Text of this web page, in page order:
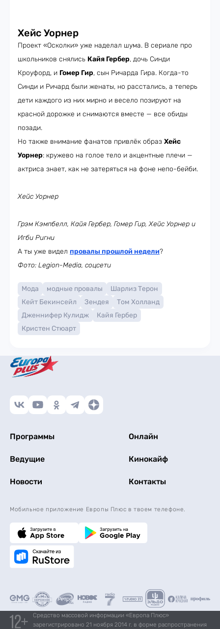
Хейс Уорнер
Проект «Осколки» уже наделал шума. В сериале про
школьников снялись Кайя Гербер, дочь Синди
Кроуфорд, и Гомер Гир, сын Ричарда Гира. Когда-то
Синди и Ричард были женаты, но расстались, а теперь
дети каждого из них мирно и весело позируют на
красной дорожке и снимаются вместе — все обиды
позади.
Но также внимание фанатов привлёк образ Хейс
Уорнер: кружево на голое тело и акцентные плечи —
актриса знает, как не затеряться на фоне непо-бейби.
Хейс Уорнер
Грэм Кэмпбелл, Кайя Гербер, Гомер Гир, Хейс Уорнер и
Игби Ригни
А ты уже видел провалы прошлой недели?
Фото: Legion-Media, соцсети
Мода модные провалы
Шарлиз Терон
Кейт Бекинсейл
Зендея
Том Холланд
Дженнифер Кулидж
Кайя Гербер
Кристен Стюарт
Программы Онлайн
Ведущие Кинокайф
Новости Контакты
Мобильное приложение Европы Плюс в твоем телефоне.
Средство массовой информации «Европа Плюс»
зарегистрировано 21 ноября 2014 г. в форме распространения